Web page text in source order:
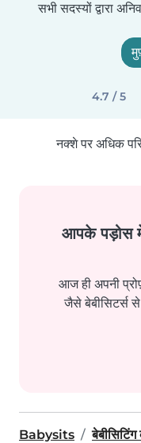
सभी सदस्यों द्वारा
4.7 / 5
नक्शे पर अधिक
आपके पड़ोस में
आज ही अपनी
जैसे बेबीसिटर्स
Babysits